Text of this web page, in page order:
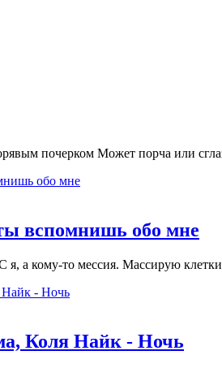
почерком Может порча или
вспомнишь обо мне
а кому-то мессия. Массирую
Коля Найк - Ночь